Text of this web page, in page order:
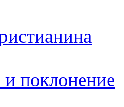
поклонение